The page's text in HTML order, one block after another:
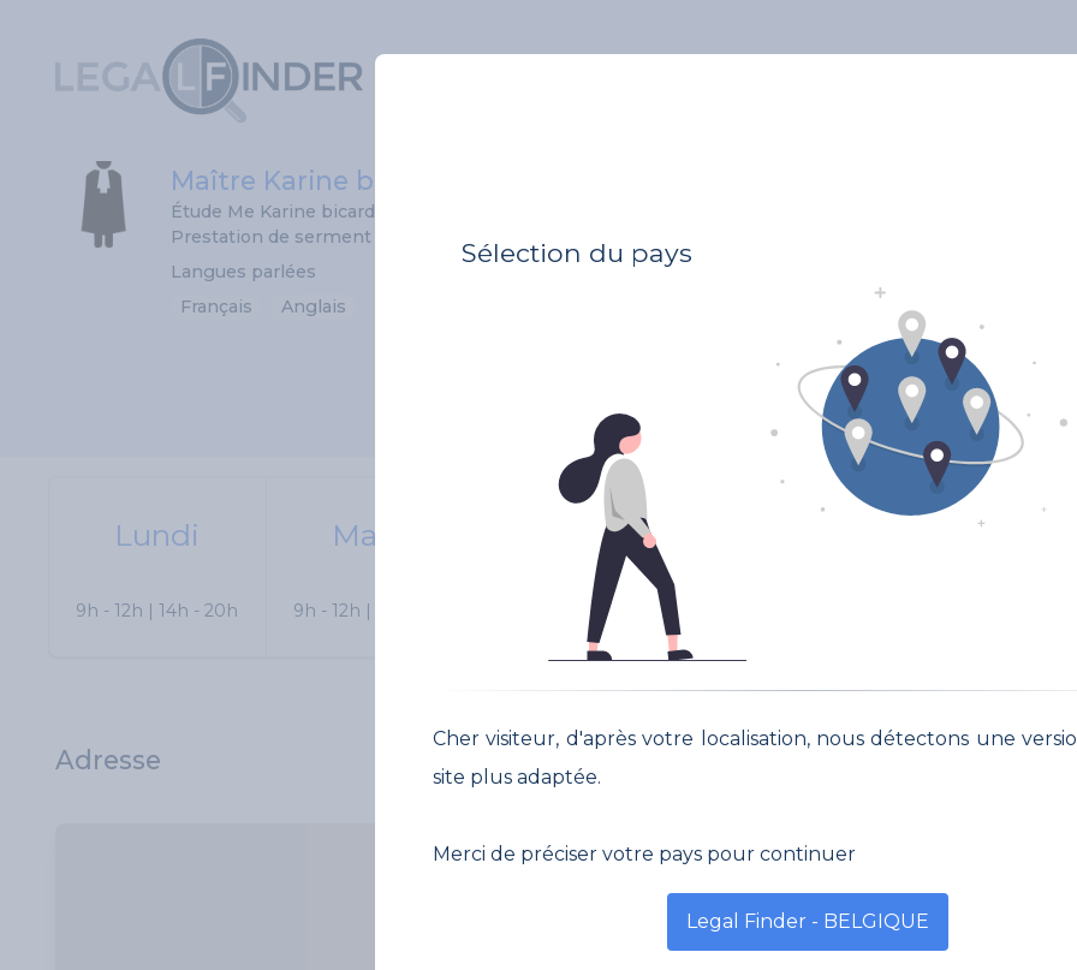
Maître Karine bicard
Étude Me Karine bicard
Prestation de serment 21/04/1994
Langues parlées
Français
Anglais
Domaines préférenciels
Droit des biens et de l'immobilier
Droit pénal
Lundi
9h - 12h | 14h - 20h
Mardi
9h - 12h | 14h - 20h
Mercredi
9h - 12h | 14h - 20h
Vendredi
Adresse
Sélection du pays
Cher visiteur, d'après votre localisation, nous détectons une
site plus adaptée.
Merci de préciser votre pays pour continuer
Legal Finder - BELGIQUE